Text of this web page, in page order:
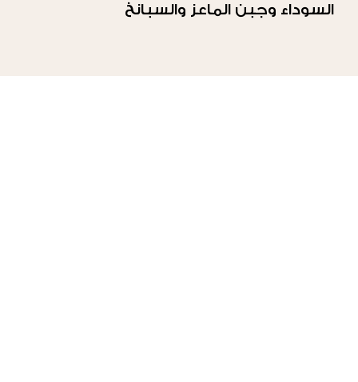
السوداء وجبن الماعز والسبانخ